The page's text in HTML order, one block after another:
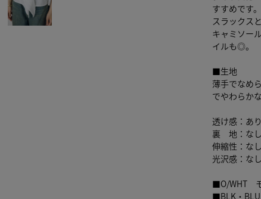
すすめです。
スラックス
キャミソー
イルも◎。
■生地
薄手でなめ
でやわらか
透け感：あり
裏 地：なし
伸縮性：なし
光沢感：なし
■O/WHT モ
■BLK・BLU